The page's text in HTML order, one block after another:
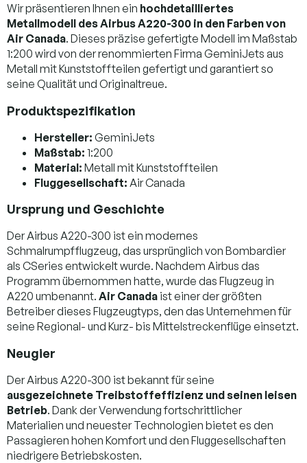
Wir präsentieren Ihnen ein hochdetailliertes
Metallmodell des Airbus A220-300 in den Farben von
Air Canada. Dieses präzise gefertigte Modell im Maßstab
1:200 wird von der renommierten Firma GeminiJets aus
Metall mit Kunststoffteilen gefertigt und garantiert so
seine Qualität und Originaltreue.
Produktspezifikation
Hersteller: GeminiJets
Maßstab: 1:200
Material: Metall mit Kunststoffteilen
Fluggesellschaft: Air Canada
Ursprung und Geschichte
Der Airbus A220-300 ist ein modernes
Schmalrumpfflugzeug, das ursprünglich von Bombardier
als CSeries entwickelt wurde. Nachdem Airbus das
Programm übernommen hatte, wurde das Flugzeug in
A220 umbenannt. Air Canada ist einer der größten
Betreiber dieses Flugzeugtyps, den das Unternehmen für
seine Regional- und Kurz- bis Mittelstreckenflüge einsetzt.
Neugier
Der Airbus A220-300 ist bekannt für seine
ausgezeichnete Treibstoffeffizienz und seinen leisen
Betrieb. Dank der Verwendung fortschrittlicher
Materialien und neuester Technologien bietet es den
Passagieren hohen Komfort und den Fluggesellschaften
niedrigere Betriebskosten.